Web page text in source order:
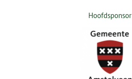
Hoofdsponsor